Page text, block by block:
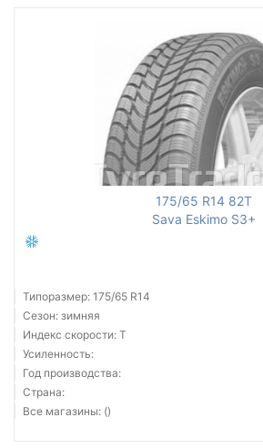
175/65 R14 82T
Sava Eskimo S3+
Типоразмер: 175/65 R14
Сезон: зимняя
Индекс скорости: T
Усиленность:
Год производства:
Страна:
Все магазины: ()